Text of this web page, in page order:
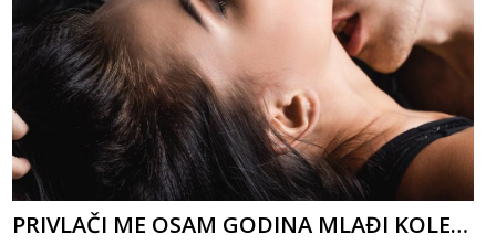
PRIVLAČI ME OSAM GODINA MLAĐI KOLEGA 1